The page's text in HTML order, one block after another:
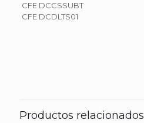
CFE DCCSSUBT
CFE DCDLTS01
Productos relacionados